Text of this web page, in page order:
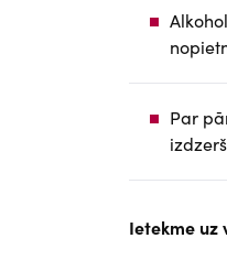
Par
Ietekme uz